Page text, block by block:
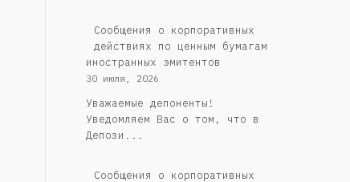
Сообщения о корпоративных
действиях по ценным бумагам
иностранных эмитентов
30 июля, 2026
Уважаемые депоненты!
Уведомляем Вас о том, что в
Депози...
Cообщения о корпоративных